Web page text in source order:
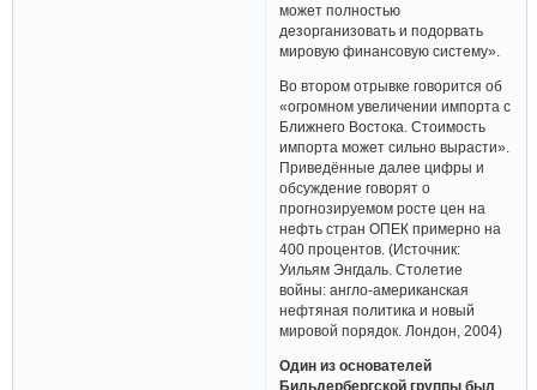
может полностью
дезорганизовать и подорвать
мировую финансовую систему».
Во втором отрывке говорится об
«огромном увеличении импорта с
Ближнего Востока. Стоимость
импорта может сильно вырасти».
Приведённые далее цифры и
обсуждение говорят о
прогнозируемом росте цен на
нефть стран ОПЕК примерно на
400 процентов. (Источник:
Уильям Энгдаль. Столетие
войны: англо-американская
нефтяная политика и новый
мировой порядок. Лондон, 2004)
Один из основателей
Бильдербергской группы был